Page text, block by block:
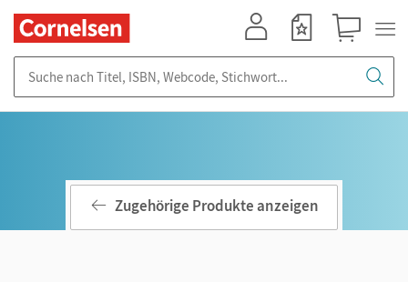
Zugehörige Produkte anzeigen